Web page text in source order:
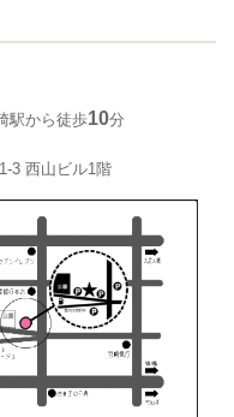
駅から徒歩10分
3 西山ビル1階